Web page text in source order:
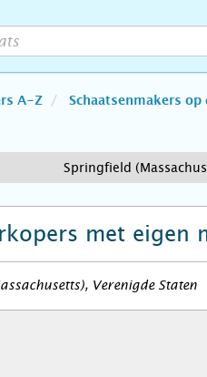
A-Z Schaatsenmakers op
Springfield
met eigen
Verenigde Staten